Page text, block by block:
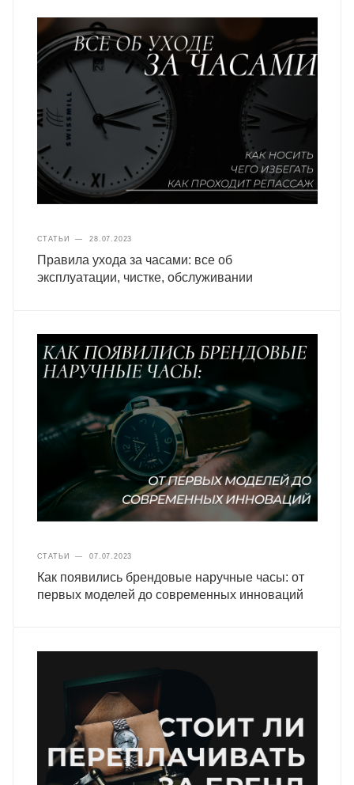
СТАТЬИ — 28.07.2023
Правила ухода за часами: все об
эксплуатации, чистке, обслуживании
СТАТЬИ — 07.07.2023
Как появились брендовые наручные часы: от
первых моделей до современных инноваций